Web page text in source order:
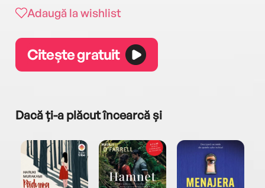
Adaugă la wishlist
Citește gratuit
Dacă ți-a plăcut încearcă și